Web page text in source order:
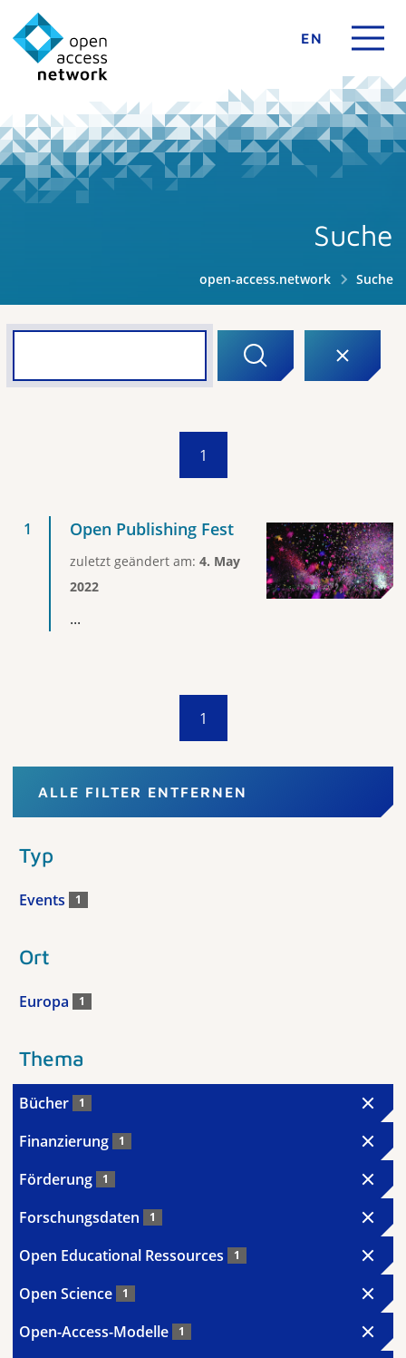
EN
Suche
open-access.network Suche
1
Open Publishing Fest
zuletzt geändert am: 4. May
2022
...
1
ALLE FILTER ENTFERNEN
Typ
Events 1
Ort
Europa 1
Thema
Bücher 1
Finanzierung 1
Förderung 1
Forschungsdaten 1
Open Educational Ressources 1
Open Science 1
Open-Access-Modelle 1